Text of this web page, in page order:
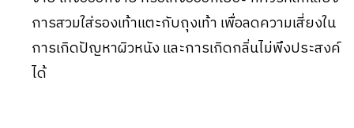
การสวมใส่รองเท้าแตะกับถุงเท้า เพื่อลดความเสี่ยงใน
การเกิดปัญหาผิวหนัง และการเกิดกลิ่นไม่พึงประสงค์
ได้